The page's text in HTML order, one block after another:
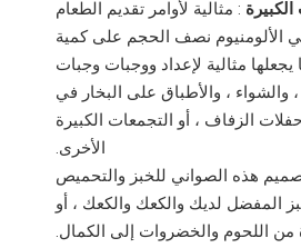
: مثالية لأوامر تقديم الطعام
الألومنيوم نصف الحجم على كمية
مثالية لإعداد ووجبات وجبات
والشواء ، والأطباق على البخار في
الزفاف ، أو التجمعات الكبيرة
الأخرى.
هذه الصواني للخبز والتحميص
المفضل لديك والكعك والكعك ، أو
اللحوم والخضروات إلى الكمال.